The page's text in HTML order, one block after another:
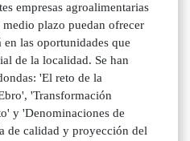
empresas agroalimentarias
plazo puedan ofrecer
las oportunidades que
de la localidad. Se han
'El reto de la
'Transformación
y 'Denominaciones de
de calidad y proyección del